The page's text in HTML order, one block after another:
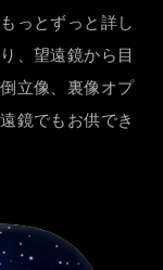
っとずっと詳し
、望遠鏡から目
立像、裏像オプ
鏡でもお供でき